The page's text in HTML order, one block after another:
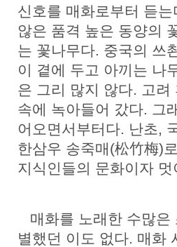
신호를 매화로부터 듣
않은 품격 높은 동양의
는 꽃나무다. 중국의 쓰
이 곁에 두고 아끼는 나
은 그리 많지 않다. 고
속에 녹아들어 갔다. 그
어오면서부터다. 난초,
한삼우 송죽매(松竹梅)
지식인들의 문화이자
매화를 노래한 수많은
별했던 이도 없다. 매화